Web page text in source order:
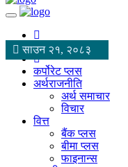
साउन २१, २०८३
कर्पोरेट प्लस
अर्थराजनीति
अर्थ समाचार
विचार
वित्त
बैंक प्लस
बीमा प्लस
फाइनान्स